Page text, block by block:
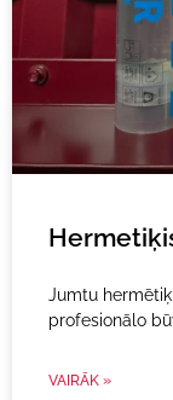
Jumtu
profesionālo
VAIRĀK »